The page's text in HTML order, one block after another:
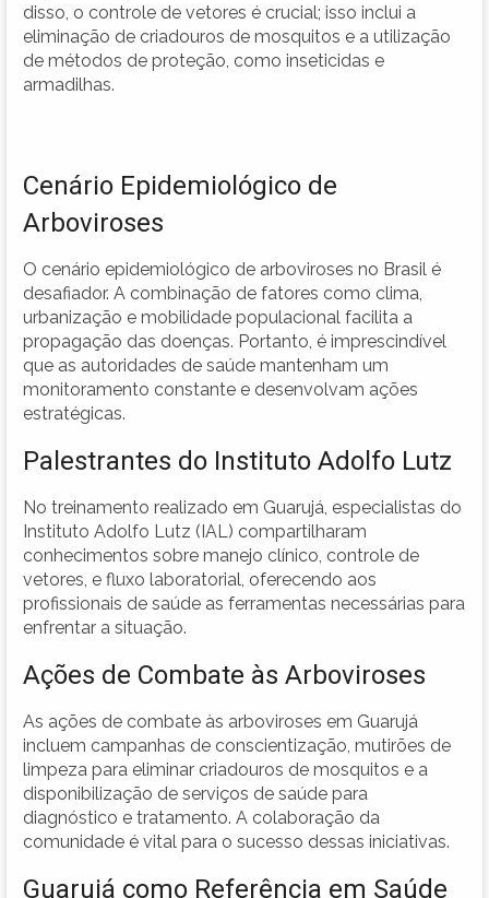
disso, o controle de vetores é crucial; isso inclui a
eliminação de criadouros de mosquitos e a utilização
de métodos de proteção, como inseticidas e
armadilhas.
Cenário Epidemiológico de
Arboviroses
O cenário epidemiológico de arboviroses no Brasil é
desafiador. A combinação de fatores como clima,
urbanização e mobilidade populacional facilita a
propagação das doenças. Portanto, é imprescindível
que as autoridades de saúde mantenham um
monitoramento constante e desenvolvam ações
estratégicas.
Palestrantes do Instituto Adolfo Lutz
No treinamento realizado em Guarujá, especialistas do
Instituto Adolfo Lutz (IAL) compartilharam
conhecimentos sobre manejo clínico, controle de
vetores, e fluxo laboratorial, oferecendo aos
profissionais de saúde as ferramentas necessárias para
enfrentar a situação.
Ações de Combate às Arboviroses
As ações de combate às arboviroses em Guarujá
incluem campanhas de conscientização, mutirões de
limpeza para eliminar criadouros de mosquitos e a
disponibilização de serviços de saúde para
diagnóstico e tratamento. A colaboração da
comunidade é vital para o sucesso dessas iniciativas.
Guarujá como Referência em Saúde